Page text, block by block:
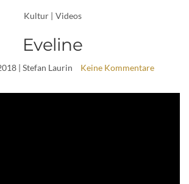
Kultur | Videos
Eveline
| Stefan Laurin Keine Kommentare